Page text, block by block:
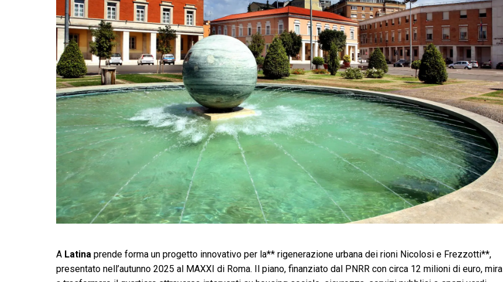
A Latina prende forma un progetto innovativo per la** rigenerazione urbana dei rioni Nicolosi e Frezzotti**,
presentato nell’autunno 2025 al MAXXI di Roma. Il piano, finanziato dal PNRR con circa 12 milioni di euro, mira